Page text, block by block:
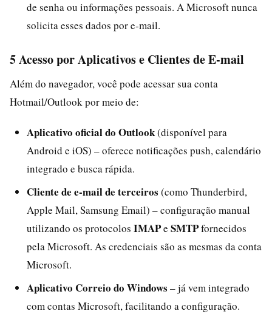
de senha ou informações pessoais. A Microsoft nunca
solicita esses dados por e‑mail.
5 Acesso por Aplicativos e Clientes de E‑mail
Além do navegador, você pode acessar sua conta
Hotmail/Outlook por meio de:
Aplicativo oficial do Outlook(disponível para
Android e iOS) – oferece notificações push, calendário
integrado e busca rápida.
Cliente de e‑mail de terceiros (como Thunderbird,
Apple Mail, Samsung Email) – configuração manual
utilizando os protocolos IMAPe SMTPfornecidos
pela Microsoft. As credenciais são as mesmas da conta
Microsoft.
Aplicativo Correio do Windows – já vem integrado
com contas Microsoft, facilitando a configuração.